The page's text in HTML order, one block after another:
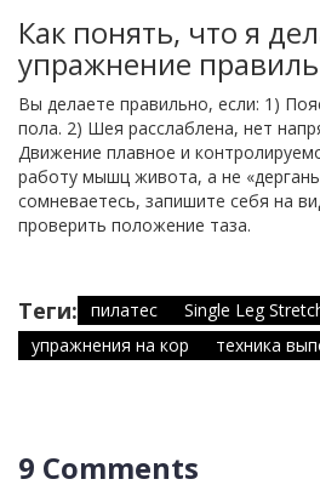
Как понять, что я
упражнение
Вы делаете правильно, если: 1)
пола. 2) Шея расслаблена, нет
Движение плавное и
работу мышц живота, а не
сомневаетесь, запишите себя на
проверить положение таза.
Теги: пилатес Single Leg
упражнения на кор
техника
9 Comments